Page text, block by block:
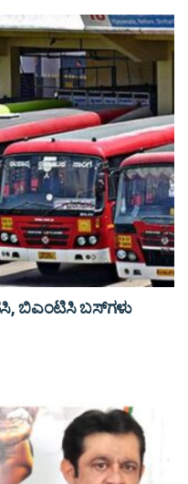
ಬಿಎಂಟಿಸಿ ಬಸ್​ಗಳು​